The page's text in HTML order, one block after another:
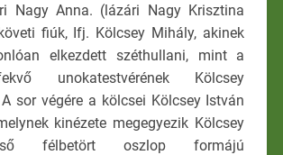
Nagy Anna. (lázári Nagy Krisztina
fiúk, Ifj. Kölcsey Mihály, akinek
elkezdett széthullani, mint a
unokatestvérének Kölcsey
sor végére a kölcsei Kölcsey István
kinézete megegyezik Kölcsey
félbetört oszlop formájú